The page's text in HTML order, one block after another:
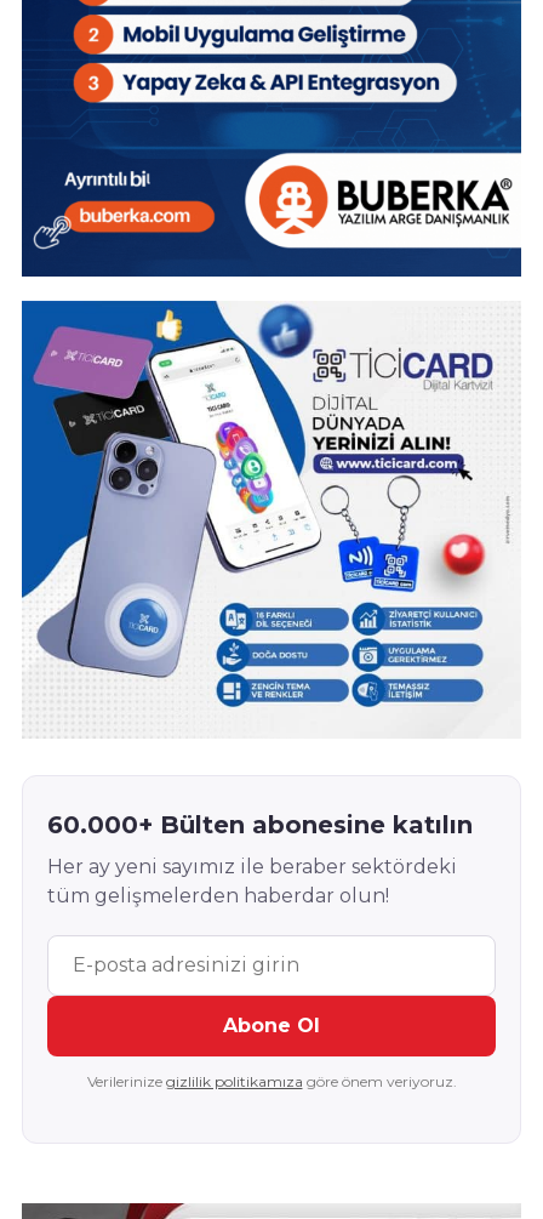
60.000+ Bülten abonesine katılın
Her ay yeni sayımız ile beraber sektördeki
tüm gelişmelerden haberdar olun!
Abone Ol
Verilerinize gizlilik politikamıza göre önem veriyoruz.